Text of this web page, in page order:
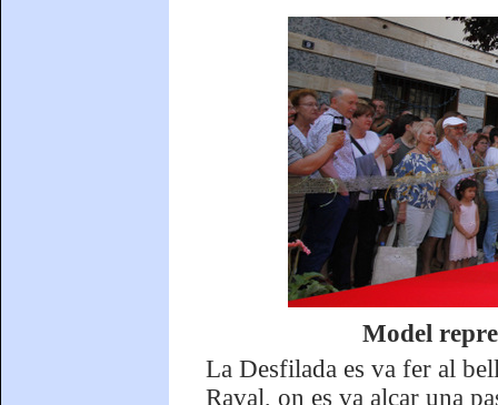
Model
La Desfilada es va fer al
Raval, on es va alçar una